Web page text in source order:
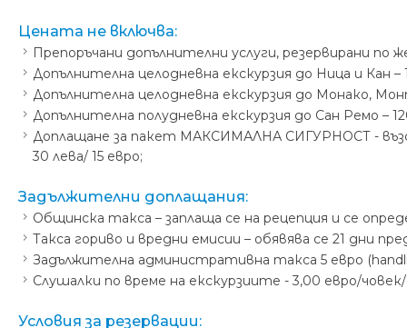
Цената не включва:
Препоръчани допълнителни услуги, резервирани по
Допълнителна целодневна екскурзия до Ница и Кан –
Допълнителна целодневна екскурзия до Монако,
Допълнителна полудневна екскурзия до Сан Ремо –
Доплащане за пакет МАКСИМАЛНА СИГУРНОСТ -
30 лева/ 15 евро;
Задължителни доплащания:
Общинска такса – заплаща се на рецепция и се
Такса гориво и вредни емисии – обявява се 21 дни
Задължителна административна такса 5 евро
Слушалки по време на екскурзиите - 3,00 евро/
Условия за резервации: